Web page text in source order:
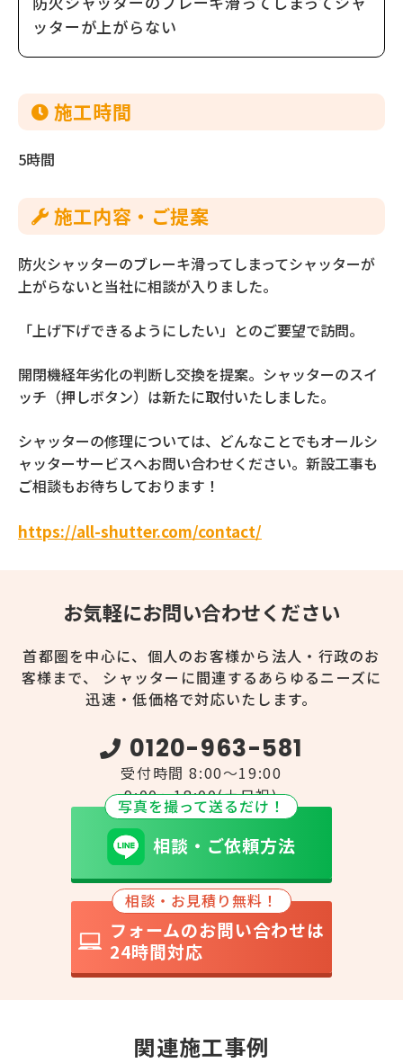
ッターが上がらない
施⼯時間
5時間
施⼯内容‧ご提案
防火シャッターのブレーキ滑ってしまってシャッターが
上がらないと当社に相談が入りました。
「上げ下げできるようにしたい」とのご要望で訪問。
開閉機経年劣化の判断し交換を提案。シャッターのスイ
ッチ（押しボタン）は新たに取付いたしました。
シャッターの修理については、どんなことでもオールシ
ャッターサービスへお問い合わせください。新設工事も
ご相談もお待ちしております！
https://all-shutter.com/contact/
お気軽にお問い合わせください
首都圏を中心に、個人のお客様から法人・行政のお
客様まで、
シャッターに間連するあらゆるニーズに
迅速・低価格で対応いたします。
0120-963-581
受付時間 8:00～19:00
9:00～18:00(土日祝)
写真を撮って送るだけ！
相談・ご依頼方法
相談・お見積り無料！
フォームのお問い合わせは
24時間対応
関連施工事例